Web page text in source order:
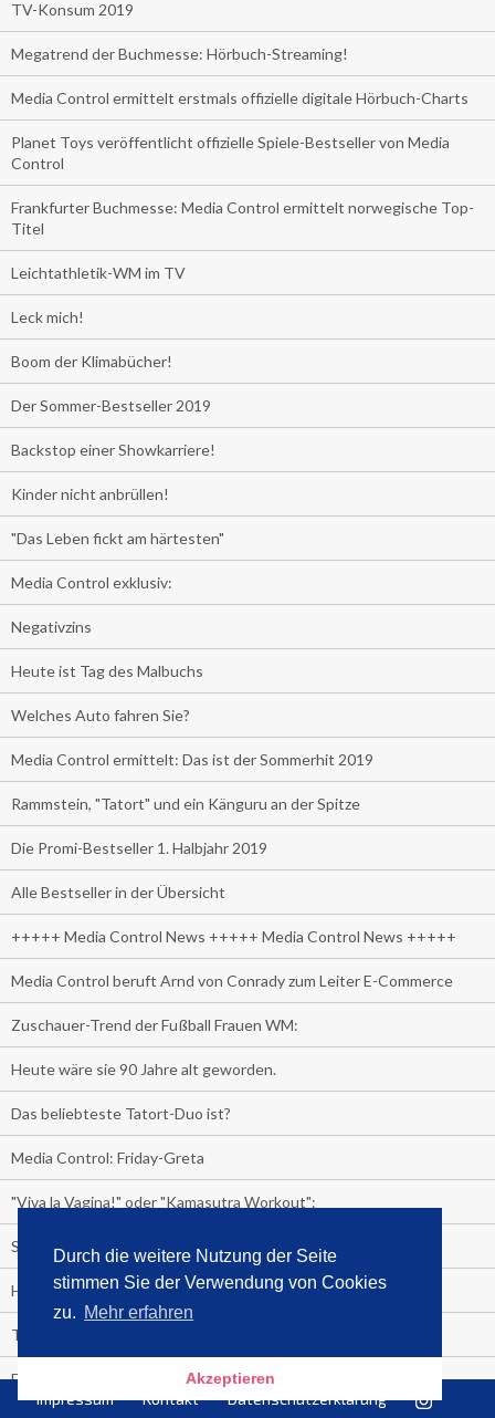
Durch die weitere Nutzung der Seite
stimmen Sie der Verwendung von Cookies
zu. Mehr erfahren
Akzeptieren
TV-Konsum 2019
Megatrend der Buchmesse: Hörbuch-Streaming!
Media Control ermittelt erstmals offizielle digitale Hörbuch-Charts
Planet Toys veröffentlicht offizielle Spiele-Bestseller von Media
Control
Frankfurter Buchmesse: Media Control ermittelt norwegische Top-
Titel
Leichtathletik-WM im TV
Leck mich!
Boom der Klimabücher!
Der Sommer-Bestseller 2019
Backstop einer Showkarriere!
Kinder nicht anbrüllen!
"Das Leben fickt am härtesten"
Media Control exklusiv:
Negativzins
Heute ist Tag des Malbuchs
Welches Auto fahren Sie?
Media Control ermittelt: Das ist der Sommerhit 2019
Rammstein, "Tatort" und ein Känguru an der Spitze
Die Promi-Bestseller 1. Halbjahr 2019
Alle Bestseller in der Übersicht
+++++ Media Control News +++++ Media Control News +++++
Media Control beruft Arnd von Conrady zum Leiter E-Commerce
Zuschauer-Trend der Fußball Frauen WM:
Heute wäre sie 90 Jahre alt geworden.
Das beliebteste Tatort-Duo ist?
Media Control: Friday-Greta
"Viva la Vagina!" oder "Kamasutra Workout":
Senna Gammour erhält Spitzenfeder für meistverkauftes Buch
Heute ist Welttag des Buches!
TV-Marktanteile auf einen Blick
Fußball TV-Quoten:
Impressum Kontakt Datenschutzerklärung